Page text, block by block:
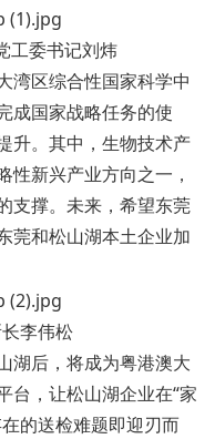
委书记刘炜
区综合性国家科学中
成国家战略任务的使
升。其中，生物技术产
性新兴产业方向之一，
支撑。未来，希望东莞
莞和松山湖本土企业加
李伟松
后，将成为粤港澳大
台，让松山湖企业在“家
的送检难题即迎刃而